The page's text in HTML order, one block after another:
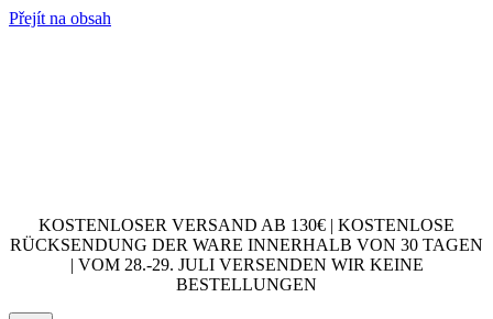
Přejít na obsah
KOSTENLOSER VERSAND AB 130€ | KOSTENLOSE
RÜCKSENDUNG DER WARE INNERHALB VON 30 TAGEN
| VOM 28.-29. JULI VERSENDEN WIR KEINE
BESTELLUNGEN